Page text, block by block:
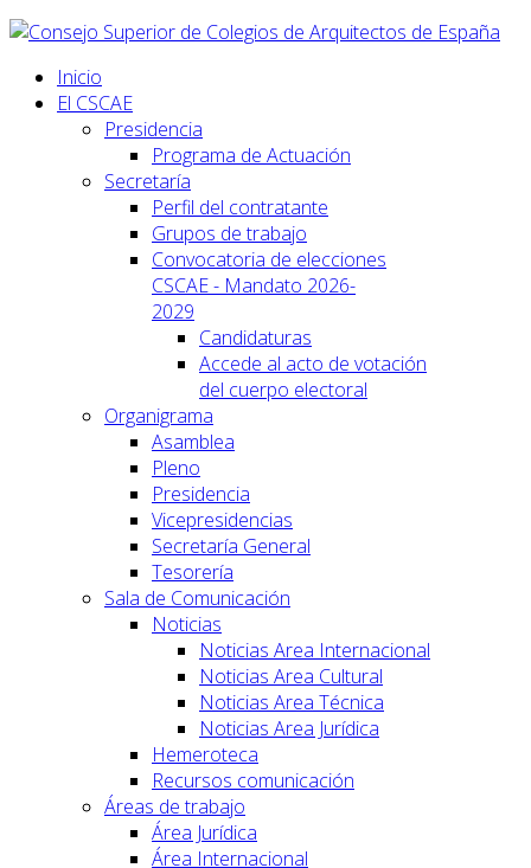
Inicio
El CSCAE
Presidencia
Programa de Actuación
Secretaría
Perfil del contratante
Grupos de trabajo
Convocatoria de elecciones
CSCAE - Mandato 2026-
2029
Candidaturas
Accede al acto de votación
del cuerpo electoral
Organigrama
Asamblea
Pleno
Presidencia
Vicepresidencias
Secretaría General
Tesorería
Sala de Comunicación
Noticias
Noticias Area Internacional
Noticias Area Cultural
Noticias Area Técnica
Noticias Area Jurídica
Hemeroteca
Recursos comunicación
Áreas de trabajo
Área Jurídica
Área Internacional